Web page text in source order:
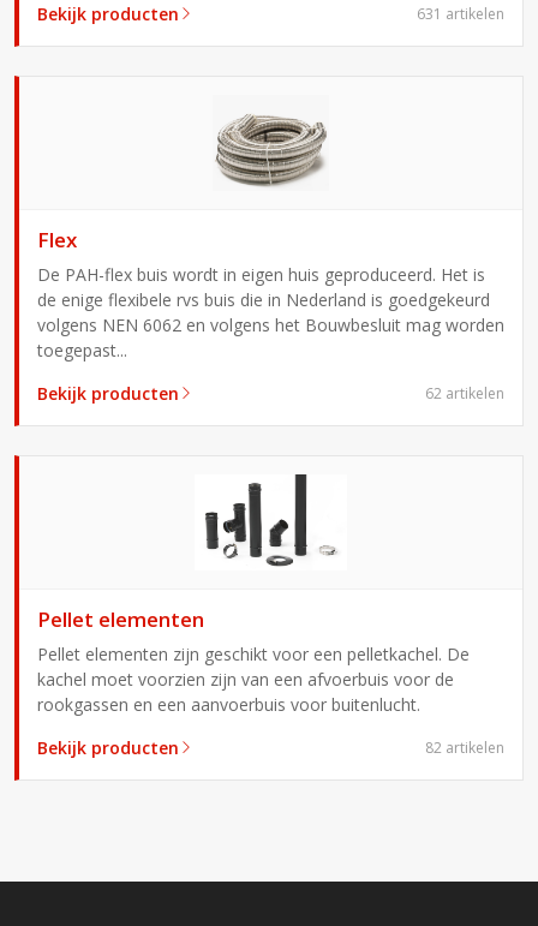
Bekijk producten
631 artikelen
Flex
De PAH-flex buis wordt in eigen huis geproduceerd. Het is
de enige flexibele rvs buis die in Nederland is goedgekeurd
volgens NEN 6062 en volgens het Bouwbesluit mag worden
toegepast...
Bekijk producten
62 artikelen
Pellet elementen
Pellet elementen zijn geschikt voor een pelletkachel. De
kachel moet voorzien zijn van een afvoerbuis voor de
rookgassen en een aanvoerbuis voor buitenlucht.
Bekijk producten
82 artikelen